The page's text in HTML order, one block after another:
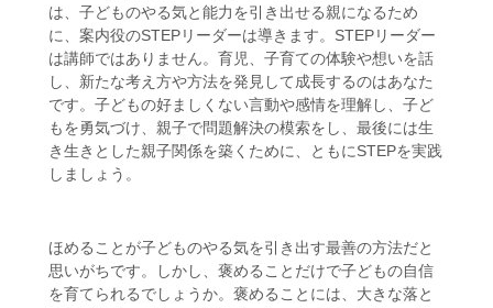
は、子どものやる気と能力を引き出せる親になるため
に、案内役のSTEPリーダーは導きます。STEPリーダー
は講師ではありません。育児、子育ての体験や想いを話
し、新たな考え方や方法を発見して成長するのはあなた
です。子どもの好ましくない言動や感情を理解し、子ど
もを勇気づけ、親子で問題解決の模索をし、最後には生
き生きとした親子関係を築くために、ともにSTEPを実践
しましょう。
ほめることが子どものやる気を引き出す最善の方法だと
思いがちです。しかし、褒めることだけで子どもの自信
を育てられるでしょうか。褒めることには、大きな落と